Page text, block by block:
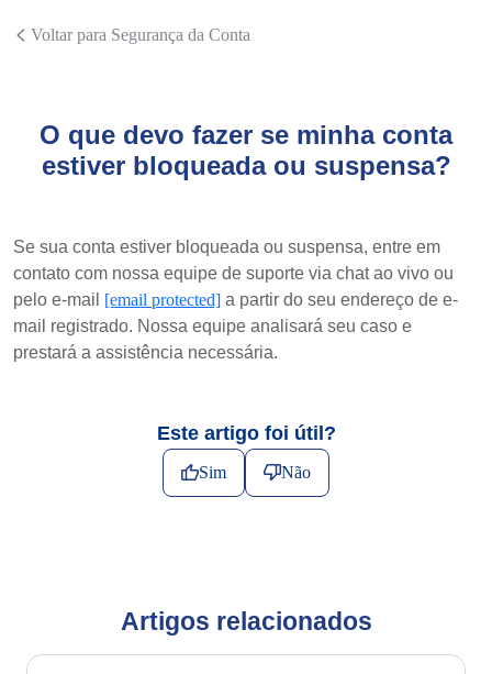
Voltar para Segurança da Conta
O que devo fazer se minha conta
estiver bloqueada ou suspensa?
Se sua conta estiver bloqueada ou suspensa, entre em
contato com nossa equipe de suporte via chat ao vivo ou
pelo e-mail [email protected] a partir do seu endereço de e-
mail registrado. Nossa equipe analisará seu caso e
prestará a assistência necessária.
Este artigo foi útil?
Sim Não
Artigos relacionados